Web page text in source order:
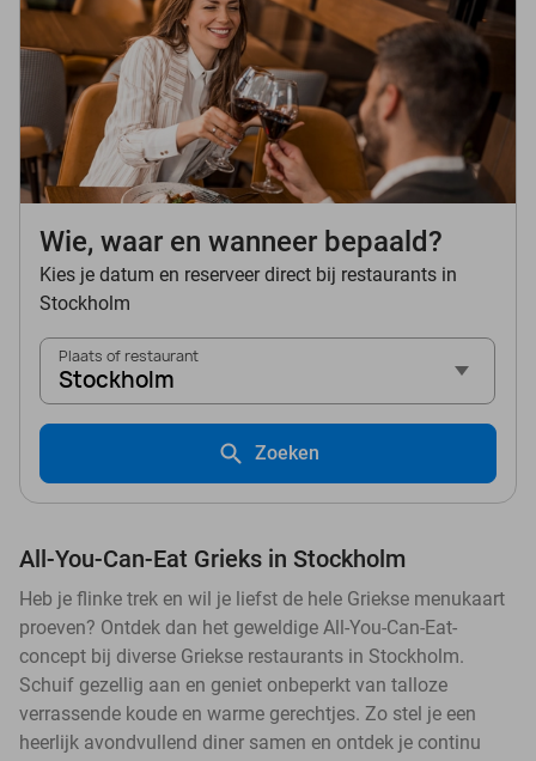
Wie, waar en wanneer bepaald?
Kies je datum en reserveer direct bij restaurants in
Stockholm
Plaats of restaurant
Stockholm
Zoeken
All-You-Can-Eat Grieks in Stockholm
Heb je flinke trek en wil je liefst de hele Griekse menukaart
proeven? Ontdek dan het geweldige All-You-Can-Eat-
concept bij diverse Griekse restaurants in Stockholm.
Schuif gezellig aan en geniet onbeperkt van talloze
verrassende koude en warme gerechtjes. Zo stel je een
heerlijk avondvullend diner samen en ontdek je continu